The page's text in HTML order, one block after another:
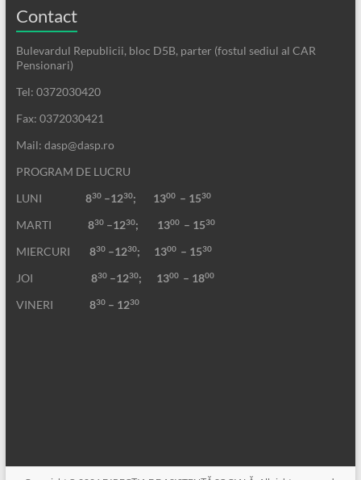
Contact
Bulevardul Republicii, bloc D5B, parter (fostul sediul al CAR
Pensionari)
Tel: 0372030420
Fax: 0372030421
Mail: dasp@dasp.ro
PROGRAM DE LUCRU
LUNI
830–1230; 1300 – 1530
MARTI 830–1230; 1300 – 1530
MIERCURI 830–1230; 1300 – 1530
JOI 830–1230; 1300 – 1800
VINERI 830– 1230